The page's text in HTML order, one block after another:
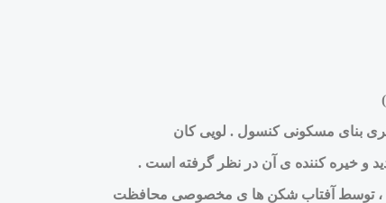
بنای مسکونی کنسول . لویی کان
و خیره کننده ی آن در نظر گرفته است .
، توسط آفتاب شکن ها ی مخصوصی محافظت